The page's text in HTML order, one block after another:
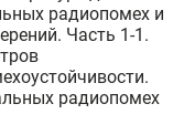
радиопомех и
Часть 1-1.
радиопомех